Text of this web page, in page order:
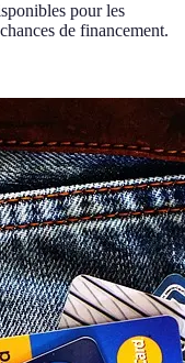
pour les
de financement.